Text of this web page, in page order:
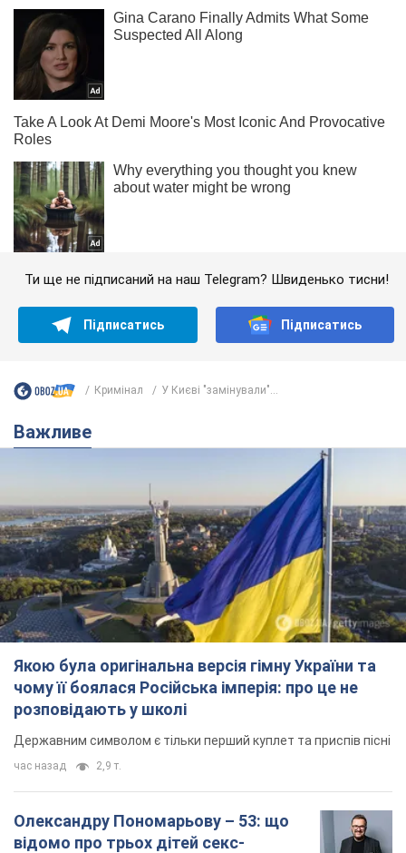
Ти ще не підписаний на наш Telegram? Швиденько тисни!
Підписатись Підписатись
Кримінал У Києві "замінували"...
Важливе
Якою була оригінальна версія гімну України та
чому її боялася Російська імперія: про це не
розповідають у школі
Державним символом є тільки перший куплет та приспів пісні
час назад 2,9 т.
Олександру Пономарьову – 53: що
відомо про трьох дітей секс-